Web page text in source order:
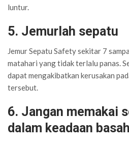
luntur.
5. Jemurlah sepatu
Jemur Sepatu Safety sekitar 7
matahari yang tidak terlalu panas.
dapat mengakibatkan kerusakan
tersebut.
6. Jangan memakai
dalam keadaan basah